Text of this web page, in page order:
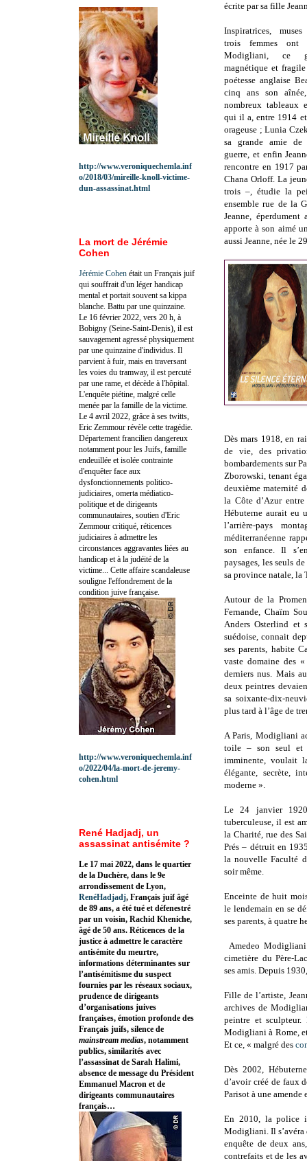
écrite par sa fille
Inspiratrices,
trois femmes ont
Modigliani, ce
magnétique et
poétesse anglaise
cinq ans son
nombreux tableaux
qui il a, entre 1914
orageuse ; Lunia
sa grande amie
guerre, et enfin
rencontre en 1917
Chana Orloff. La
trois –, étudie la
ensemble rue de la
Jeanne,
apporte à son aimé
aussi Jeanne, née le
Dès mars 1918, en
de vie, des
bombardements sur
Zborowski, tenant
deuxième maternité
la Côte d’Azur
Hébuterne aurait eu
l’arrière-pays
méditerranéenne
son enfance. Il
paysages, les seuls
sa province natale, la
Autour de la
Fernande, Chaïm
Anders Osterlind et
suédoise, connait
ses parents, habite
vaste domaine des
derniers nus. Mais
deux peintres
sa soixante-dix-
plus tard à l’âge de
A Paris, Modigliani
toile – son seul et
imminente, voulait
élégante, secrète,
moderne ».
Le 24 janvier
tuberculeuse, il est
la Charité, rue des
Prés – détruit en
la nouvelle Faculté
soir même.
Enceinte de huit
le lendemain en se
ses parents, à quatre
Amedeo
cimetière du Père-
ses amis. Depuis
Fille de l’artiste,
archives de
peintre et
Modigliani à Rome,
Et ce, « malgré des
Dès 2002,
d’avoir créé de faux
Parisot à une amende
En 2010, la police
Modigliani. Il s’avéra
enquête de deux
contrefaits et de les
http://www.veroniquechemla.inf
o/2018/03/mireille-knoll-victime-
dun-assassinat.html
La mort de Jérémie
Cohen
Jérémie Cohen était un Français juif
qui souffrait d'un léger handicap
mental et portait souvent sa kippa
blanche. Battu par une quinzaine.
Le 16 février 2022, vers 20 h, à
Bobigny (Seine-Saint-Denis), il est
sauvagement agressé physiquement
par une quinzaine d'individus. Il
parvient à fuir, mais en traversant
les voies du tramway, il est percuté
par une rame, et décède à l'hôpital.
L'enquête piétine, malgré celle
menée par la famille de la victime.
Le 4 avril 2022, grâce à ses twitts,
Eric Zemmour révèle cette tragédie.
Département francilien dangereux
notamment pour les Juifs, famille
endeuillée et isolée contrainte
d'enquêter face aux
dysfonctionnements politico-
judiciaires, omerta médiatico-
politique et de dirigeants
communautaires, soutien d'Eric
Zemmour critiqué, réticences
judiciaires à admettre les
circonstances aggravantes liées au
handicap et à la judéité de la
victime... Cette affaire scandaleuse
souligne l'effondrement de la
condition juive française.
http://www.veroniquechemla.inf
o/2022/04/la-mort-de-jeremy-
cohen.html
René Hadjadj, un
assassinat antisémite ?
Le 17 mai 2022, dans le quartier
de la Duchère, dans le 9e
arrondissement de Lyon,
RenéHadjadj, Français juif âgé
de 89 ans, a été tué et défenestré
par un voisin, Rachid Kheniche,
âgé de 50 ans. Réticences de la
justice à admettre le caractère
antisémite du meurtre,
informations déterminantes sur
l’antisémitisme du suspect
fournies par les réseaux sociaux,
prudence de dirigeants
d’organisations juives
françaises, émotion profonde des
Français juifs, silence de
mainstream medias, notamment
publics, similarités avec
l’assassinat de Sarah Halimi,
absence de message du Président
Emmanuel Macron et de
dirigeants communautaires
français…